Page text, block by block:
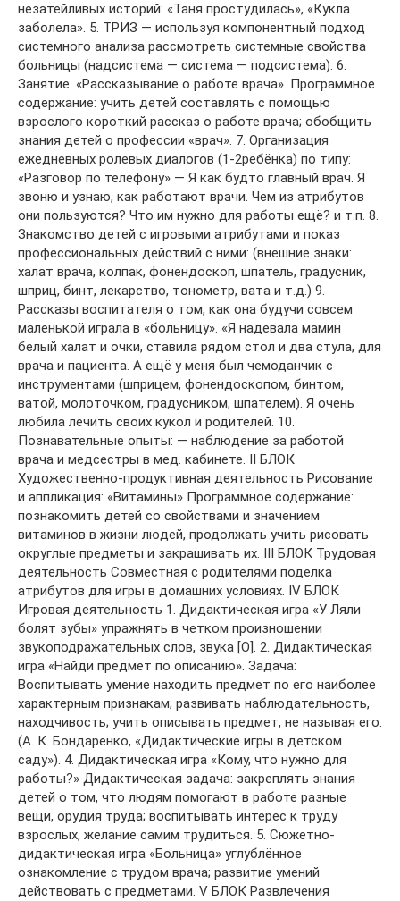
незатейливых историй: «Таня простудилась», «Кукла
заболела». 5. ТРИЗ — используя компонентный подход
системного анализа рассмотреть системные свойства
больницы (надсистема — система — подсистема). 6.
Занятие. «Рассказывание о работе врача». Программное
содержание: учить детей составлять с помощью
взрослого короткий рассказ о работе врача; обобщить
знания детей о профессии «врач». 7. Организация
ежедневных ролевых диалогов (1-2ребёнка) по типу:
«Разговор по телефону» — Я как будто главный врач. Я
звоню и узнаю, как работают врачи. Чем из атрибутов
они пользуются? Что им нужно для работы ещё? и т.п. 8.
Знакомство детей с игровыми атрибутами и показ
профессиональных действий с ними: (внешние знаки:
халат врача, колпак, фонендоскоп, шпатель, градусник,
шприц, бинт, лекарство, тонометр, вата и т.д.) 9.
Рассказы воспитателя о том, как она будучи совсем
маленькой играла в «больницу». «Я надевала мамин
белый халат и очки, ставила рядом стол и два стула, для
врача и пациента. А ещё у меня был чемоданчик с
инструментами (шприцем, фонендоскопом, бинтом,
ватой, молоточком, градусником, шпателем). Я очень
любила лечить своих кукол и родителей. 10.
Познавательные опыты: — наблюдение за работой
врача и медсестры в мед. кабинете. II БЛОК
Художественно-продуктивная деятельность Рисование
и аппликация: «Витамины» Программное содержание:
познакомить детей со свойствами и значением
витаминов в жизни людей, продолжать учить рисовать
округлые предметы и закрашивать их. III БЛОК Трудовая
деятельность Совместная с родителями поделка
атрибутов для игры в домашних условиях. IV БЛОК
Игровая деятельность 1. Дидактическая игра «У Ляли
болят зубы» упражнять в четком произношении
звукоподражательных слов, звука [О]. 2. Дидактическая
игра «Найди предмет по описанию». Задача:
Воспитывать умение находить предмет по его наиболее
характерным признакам; развивать наблюдательность,
находчивость; учить описывать предмет, не называя его.
(А. К. Бондаренко, «Дидактические игры в детском
саду»). 4. Дидактическая игра «Кому, что нужно для
работы?» Дидактическая задача: закреплять знания
детей о том, что людям помогают в работе разные
вещи, орудия труда; воспитывать интерес к труду
взрослых, желание самим трудиться. 5. Сюжетно-
дидактическая игра «Больница» углублённое
ознакомление с трудом врача; развитие умений
действовать с предметами. V БЛОК Развлечения